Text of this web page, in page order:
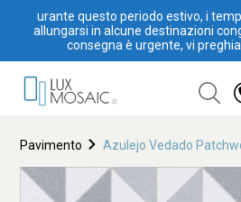
urante questo periodo estivo, i
allungarsi in alcune destinazioni
consegna è urgente, vi
Pavimento Azulejo Vedado